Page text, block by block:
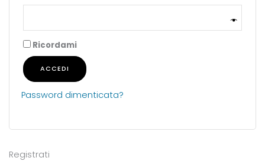
Ricordami
ACCEDI
Password dimenticata?
Registrati